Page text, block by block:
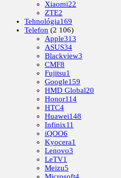
Xiaomi22
ZTE2
Tehnológia169
Telefon (2 106)
Apple313
ASUS34
Blackview3
CMF8
Fujitsu1
Google159
HMD Global20
Honor114
HTC4
Huawei148
Infinix11
iQOO6
Kyocera1
Lenovo3
LeTV1
Meizu5